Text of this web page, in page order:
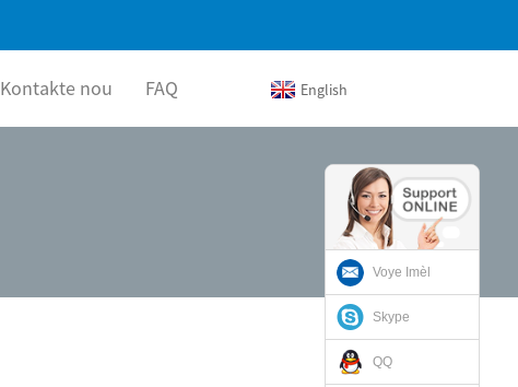
Kontakte nou FAQ English
Voye Imèl
Skype
QQ